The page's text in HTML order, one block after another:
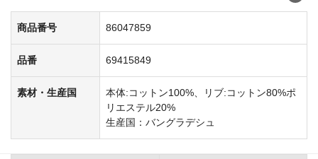
商品番号 86047859
品番 69415849
素材・生産国
本体:コットン100%、リブ:コットン80%ポ
リエステル20%
生産国：バングラデシュ